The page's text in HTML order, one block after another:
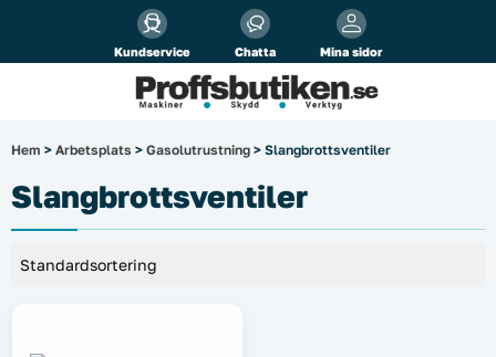
Kundservice Chatta Mina sidor
Alla priser visasinkl. moms!
Företag Privat
El & belysning
Hem > Arbetsplats > Gasolutrustning > Slangbrottsventiler
Slangbrottsventiler